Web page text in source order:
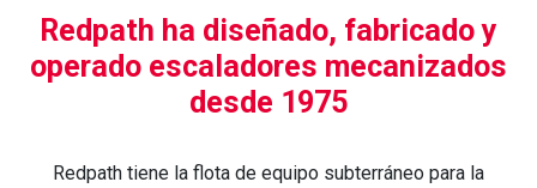
Redpath ha diseñado, fabricado y
operado escaladores mecanizados
desde 1975
Redpath tiene la flota de equipo subterráneo para la